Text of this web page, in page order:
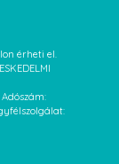
érheti el.
Adószám: